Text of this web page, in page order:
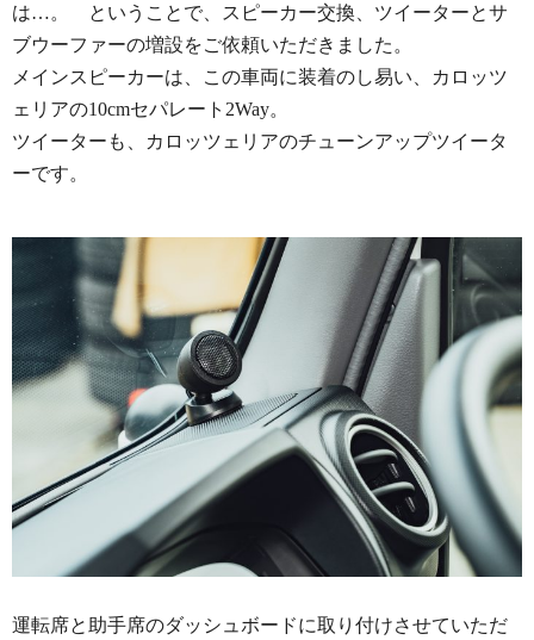
は…。 ということで、スピーカー交換、ツイーターとサ
ブウーファーの増設をご依頼いただきました。
メインスピーカーは、この車両に装着のし易い、カロッツ
ェリアの10cmセパレート2Way。
ツイーターも、カロッツェリアのチューンアップツイータ
ーです。
運転席と助手席のダッシュボードに取り付けさせていただ